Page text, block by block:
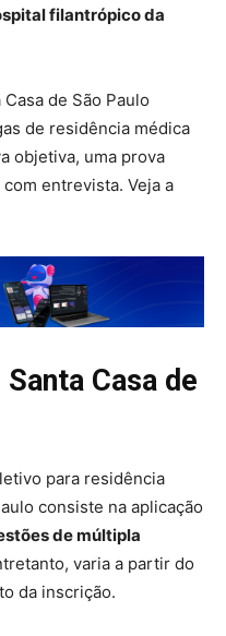
filantrópico da
de São Paulo
de residência médica
objetiva, uma prova
entrevista. Veja a
Casa de
para residência
consiste na aplicação
de múltipla
varia a partir do
da inscrição.